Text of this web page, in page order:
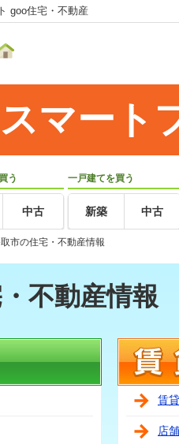
goo住宅・不動産
スマート
う
中古
一戸建てを買う
新築 中古
市の住宅・不動産情報
不動産情報
賃
店